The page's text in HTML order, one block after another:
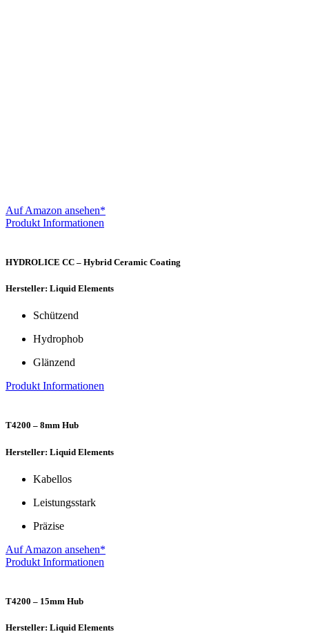
Auf Amazon ansehen*
Produkt Informationen
HYDROLICE CC – Hybrid Ceramic Coating
Hersteller: Liquid Elements
Schützend
Hydrophob
Glänzend
Produkt Informationen
T4200 – 8mm Hub
Hersteller: Liquid Elements
Kabellos
Leistungsstark
Präzise
Auf Amazon ansehen*
Produkt Informationen
T4200 – 15mm Hub
Hersteller: Liquid Elements